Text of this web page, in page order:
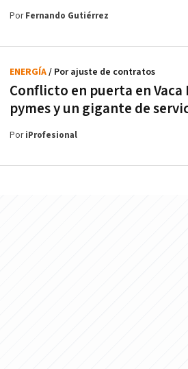
PorFernando Gutiérrez
Conflicto en puerta en
pymes y un gigante de
ENERGÍA/ Por ajuste de contratos
PoriProfesional